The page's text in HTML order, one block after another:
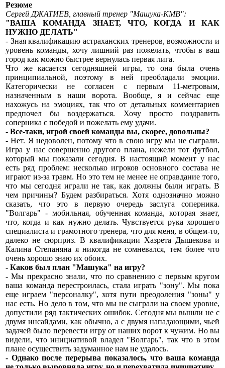
Резюме
Сергей ДЖАТИЕВ, главный тренер "Машука-КМВ":
"ВАША КОМАНДА ЗНАЕТ, ЧТО, КОГДА И КАК
НУЖНО ДЕЛАТЬ"
- Зная квалификацию астраханских тренеров, возможности и
уровень команды, хочу лишний раз пожелать, чтобы в ваш
город как можно быстрее вернулась первая лига.
Что же касается сегодняшней игры, то она была очень
принципиальной, поэтому в ней преобладали эмоции.
Категорически не согласен с первым 11-метровым,
назначенным в наши ворота. Вообще, я и сейчас еще
нахожусь на эмоциях, так что от детальных комментариев
предпочел бы воздержаться. Хочу просто поздравить
соперника с победой и пожелать ему удачи.
- Все-таки, игрой своей команды вы, скорее, довольны?
- Нет. Я недоволен, потому что в свою игру мы не сыграли.
Игра у нас совершенно другого плана, нежели тот футбол,
который мы показали сегодня. В настоящий момент у нас
есть ряд проблем: несколько игроков основного состава не
играют из-за травм. Но это тем не менее не оправдание того,
что мы сегодня играли не так, как должны были играть. В
чем причины? Будем разбираться. Хотя однозначно можно
сказать, что это в первую очередь заслуга соперника.
"Волгарь" - мобильная, обученная команда, которая знает,
что, когда и как нужно делать. Чувствуется рука хорошего
специалиста и грамотного тренера, что для меня, в общем-то,
далеко не сюрприз. В квалификации Хазрета Дышекова и
Калина Степаняна я никогда не сомневался, тем более что
очень хорошо знаю их обоих.
- Каков был план "Машука" на игру?
- Мы прекрасно знали, что по сравнению с первым кругом
ваша команда перестроилась, стала играть "зону". Мы пока
еще играем "персоналку", хотя пути преодоления "зоны" у
нас есть. Но дело в том, что мы не сыграли на своем уровне,
допустили ряд тактических ошибок. Сегодня мы вышли не с
двумя инсайдами, как обычно, а с двумя нападающими, чьей
задачей было перевести игру от наших ворот к чужим. Но вы
видели, что инициативой владел "Волгарь", так что в этом
плане осуществить задуманное нам не удалось.
- Однако после перерыва показалось, что ваша команда